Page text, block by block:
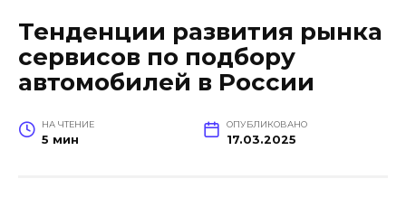
Тенденции развития рынка
сервисов по подбору
автомобилей в России
НА ЧТЕНИЕ
5 мин
ОПУБЛИКОВАНО
17.03.2025